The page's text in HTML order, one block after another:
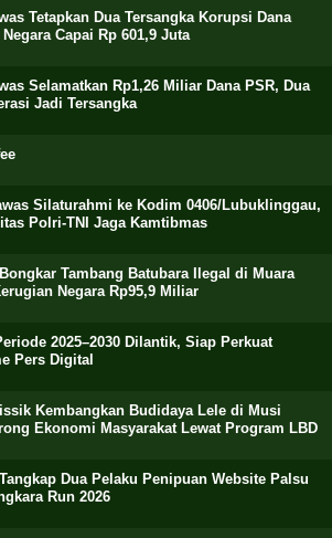
Tetapkan Dua Tersangka Korupsi Dana
Capai Rp 601,9 Juta
Selamatkan Rp1,26 Miliar Dana PSR, Dua
Jadi Tersangka
Silaturahmi ke Kodim 0406/Lubuklinggau,
Polri-TNI Jaga Kamtibmas
Tambang Batubara Ilegal di Muara
Negara Rp95,9 Miliar
2025–2030 Dilantik, Siap Perkuat
Pers Digital
Kembangkan Budidaya Lele di Musi
Ekonomi Masyarakat Lewat Program LBD
Dua Pelaku Penipuan Website Palsu
Run 2026